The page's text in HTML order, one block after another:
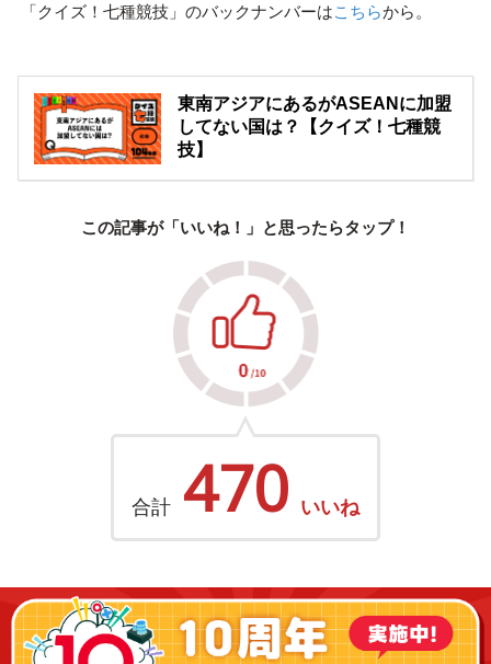
「クイズ！七種競技」のバックナンバーはこちらから。
東南アジアにあるがASEANに加盟
してない国は？【クイズ！七種競
技】
この記事が「いいね！」と思ったらタップ！
合計 470 いいね